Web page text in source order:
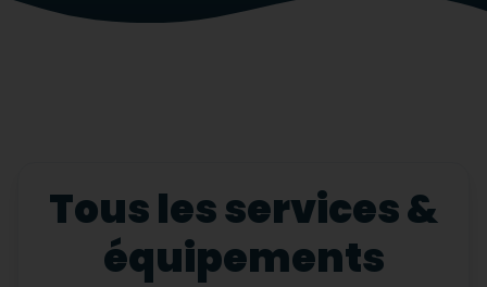
Tous les services &
équipements